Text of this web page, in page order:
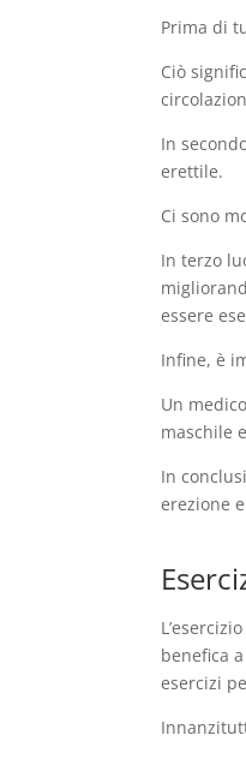
Prima di
Ciò
In
erettile.
Ci sono
In terzo
essere
Infine, è
Un
maschile
In
erezione
benefica
esercizi